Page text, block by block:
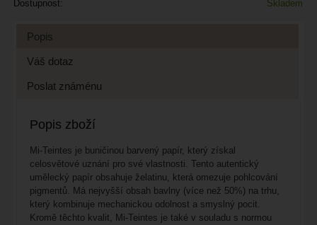
Dostupnost: Skladem
Popis
Váš dotaz
Poslat známénu
Popis zboží
Mi-Teintes je buničinou barvený papír, který získal
celosvětové uznání pro své vlastnosti. Tento autentický
umělecký papír obsahuje želatinu, která omezuje pohlcování
pigmentů. Má nejvyšší obsah bavlny (více než 50%) na trhu,
který kombinuje mechanickou odolnost a smyslný pocit.
Kromě těchto kvalit, Mi-Teintes je také v souladu s normou